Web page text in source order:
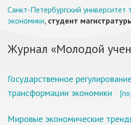
Санкт-Петербургский университет
экономики, студент
Журнал «Молодой
Государственное
трансформации экономики
Мировые экономические